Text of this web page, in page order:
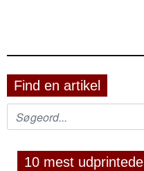
Find en artikel
10 mest udprintede